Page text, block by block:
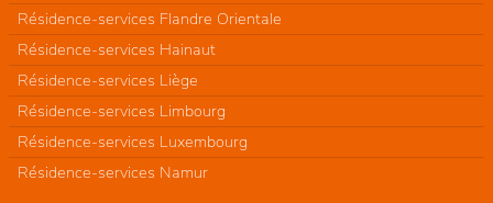
Résidence-services Flandre Orientale
Résidence-services Hainaut
Résidence-services Liège
Résidence-services Limbourg
Résidence-services Luxembourg
Résidence-services Namur